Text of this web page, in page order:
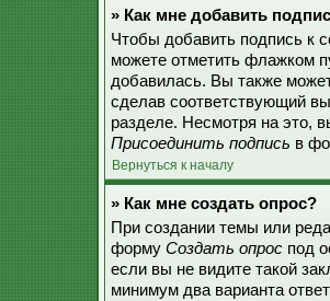
» Как мне добавить
Чтобы добавить подпись к
можете отметить флажком
добавилась. Вы также
сделав соответствующий
разделе. Несмотря на это,
Присоединить подпись в
Вернуться к началу
» Как мне создать опрос?
При создании темы или
форму Создать опрос под
если вы не видите такой
минимум два варианта